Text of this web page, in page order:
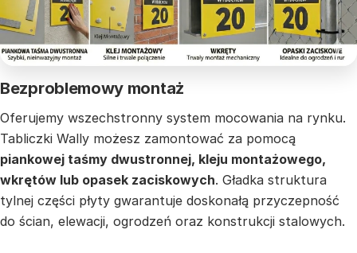
Bezproblemowy montaż
Oferujemy wszechstronny system mocowania na rynku.
Tabliczki Wally możesz zamontować za pomocą
piankowej taśmy dwustronnej, kleju montażowego,
wkrętów lub opasek zaciskowych. Gładka struktura
tylnej części płyty gwarantuje doskonałą przyczepność
do ścian, elewacji, ogrodzeń oraz konstrukcji stalowych.